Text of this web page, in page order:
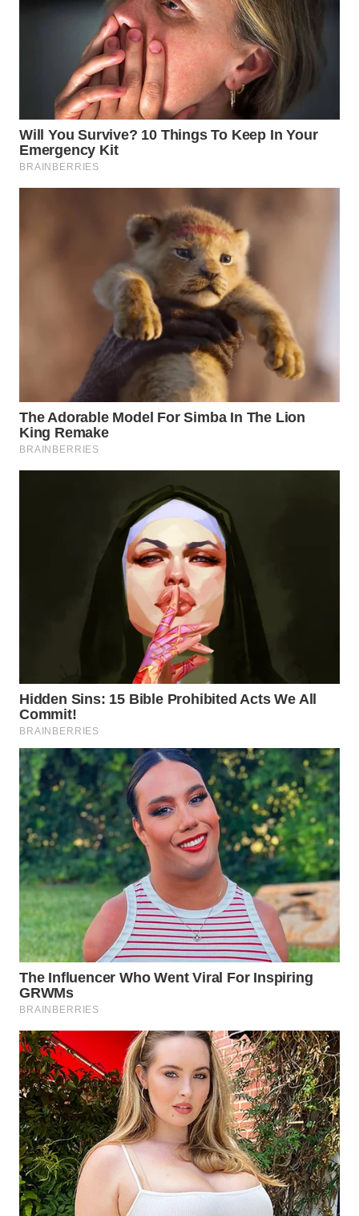
KUNINGAN
WN
MAJALENGKA
WN
PRIANGAN
TIMUR
WN
BOROBUDUR
WN
SURABAYA
NATUNA
WN
BINTAN
WN
MANDALIKA
WN
LIKUPANG
WN
LABUANBAJO
WN
BORNEO
Wahana
Media
Group
WAHANA
NEWS